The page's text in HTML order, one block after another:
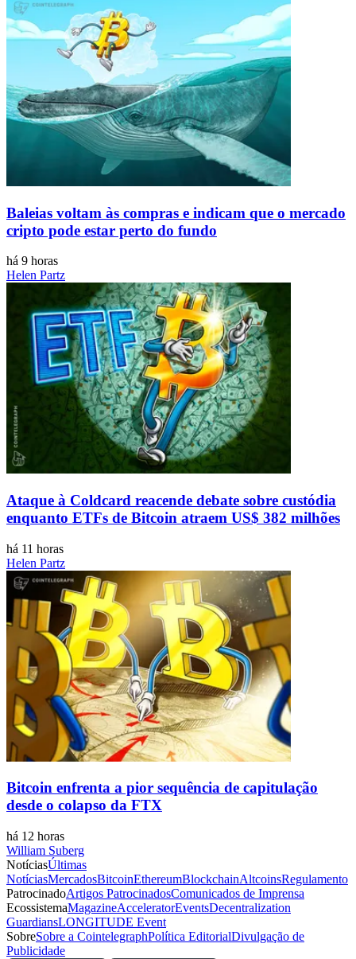
Baleias voltam às compras e indicam que o mercado
cripto pode estar perto do fundo
há 9 horas
Helen Partz
Ataque à Coldcard reacende debate sobre custódia
enquanto ETFs de Bitcoin atraem US$ 382 milhões
há 11 horas
Helen Partz
Bitcoin enfrenta a pior sequência de capitulação
desde o colapso da FTX
há 12 horas
William Suberg
NotíciasÚltimas
NotíciasMercadosBitcoinEthereumBlockchainAltcoinsRegulamento
PatrocinadoArtigos PatrocinadosComunicados de Imprensa
EcossistemaMagazineAcceleratorEventsDecentralization
GuardiansLONGITUDE Event
SobreSobre a CointelegraphPolítica EditorialDivulgação de
Publicidade